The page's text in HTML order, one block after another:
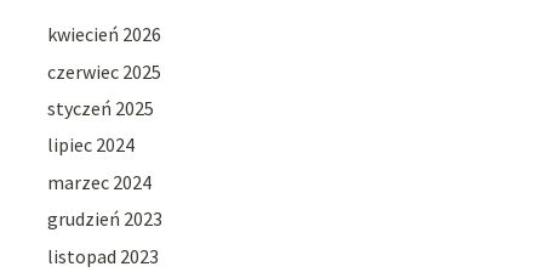
kwiecień 2026
czerwiec 2025
styczeń 2025
lipiec 2024
marzec 2024
grudzień 2023
listopad 2023